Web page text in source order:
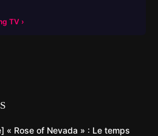
TV
« Rose of Nevada » : Le temps